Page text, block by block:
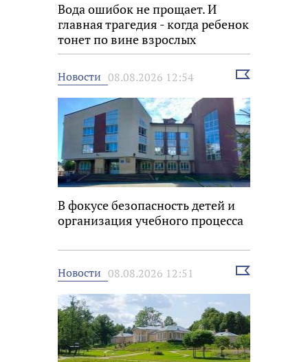
Вода ошибок не прощает. И
главная трагедия - когда ребенок
тонет по вине взрослых
Новости 08.08.2026 12:54
Выбрать
В фокусе безопасность детей и
организация учебного процесса
Новости 08.08.2026 12:51
Выбрать